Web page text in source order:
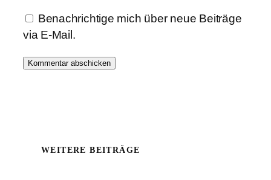
Benachrichtige mich über neue Beiträge
via E-Mail.
WEITERE BEITRÄGE